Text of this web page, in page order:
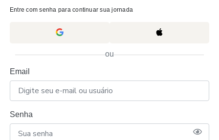
Entre com senha para continuar sua jornada
ou
Email
Senha